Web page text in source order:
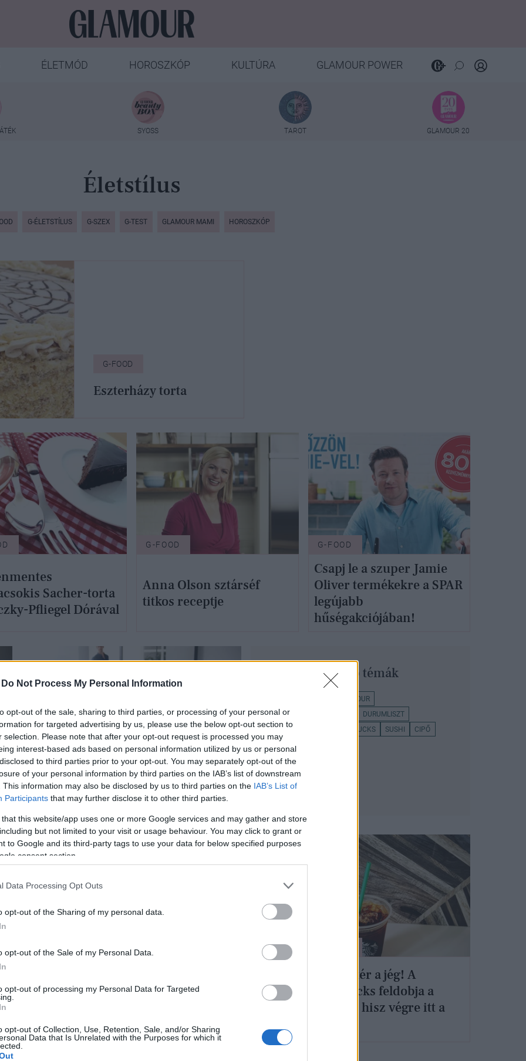
Do Not Process My Personal Information
opt-out of the sale, sharing to third parties, or processing of your personal or
for targeted advertising by us, please use the below opt-out section to
selection. Please note that after your opt-out request is processed you may
interest-based ads based on personal information utilized by us or personal
to third parties prior to your opt-out. You may separately opt-out of the
of your personal information by third parties on the IAB’s list of downstream
This information may also be disclosed by us to third parties on the IAB’s List of
Participants that may further disclose it to other third parties.
that this website/app uses one or more Google services and may gather and store
but not limited to your visit or usage behaviour. You may click to grant or
to Google and its third-party tags to use your data for below specified purposes
consent section.
Data Processing Opt Outs
opt-out of the Sharing of my personal data.
opt-out of the Sale of my Personal Data.
opt-out of processing my Personal Data for Targeted
opt-out of Collection, Use, Retention, Sale, and/or Sharing
Data that Is Unrelated with the Purposes for which it
ÉLETMÓD HOROSZKÓP KULTÚRA GLAMOUR POWER
SYOSS TAROT GLAMOUR 20
Életstílus
G-ÉLETSTÍLUS G-SZEX G-TEST GLAMOUR MAMI HOROSZKÓP
G-FOOD
Eszterházy torta
Sacher-torta
Pfliegel Dórával
G-FOOD
Anna Olson sztárséf
titkos receptje
G-FOOD
Csapj le a szuper Jamie
Oliver termékekre a SPAR
legújabb
hűségakciójában!
G-FOOD
Elérkezett a Miele ideje - Jubilee
mosogatógépek
Legnépszerűbb témák
GLAMOUR
VARGÁNÉ NAGY SZILVIA
DURUMLISZT
JACK SPARROW
STARBUCKS SUSHI CIPŐ
rá magad az új G
Miele történetek
Visszatér a jég! A
Starbucks feldobja a
napod, hisz végre itt a